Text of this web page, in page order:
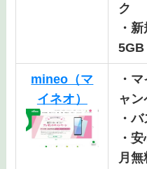
ク
・
5GB
mineo（マ
イネオ）
・
ャ
・
・
月無